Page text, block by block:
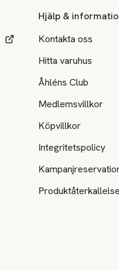
Hjälp &
Kontakta oss
Hitta varuhus
Åhléns Club
Medlemsvillkor
Köpvillkor
Integritetspolicy
Produktåterkallelse